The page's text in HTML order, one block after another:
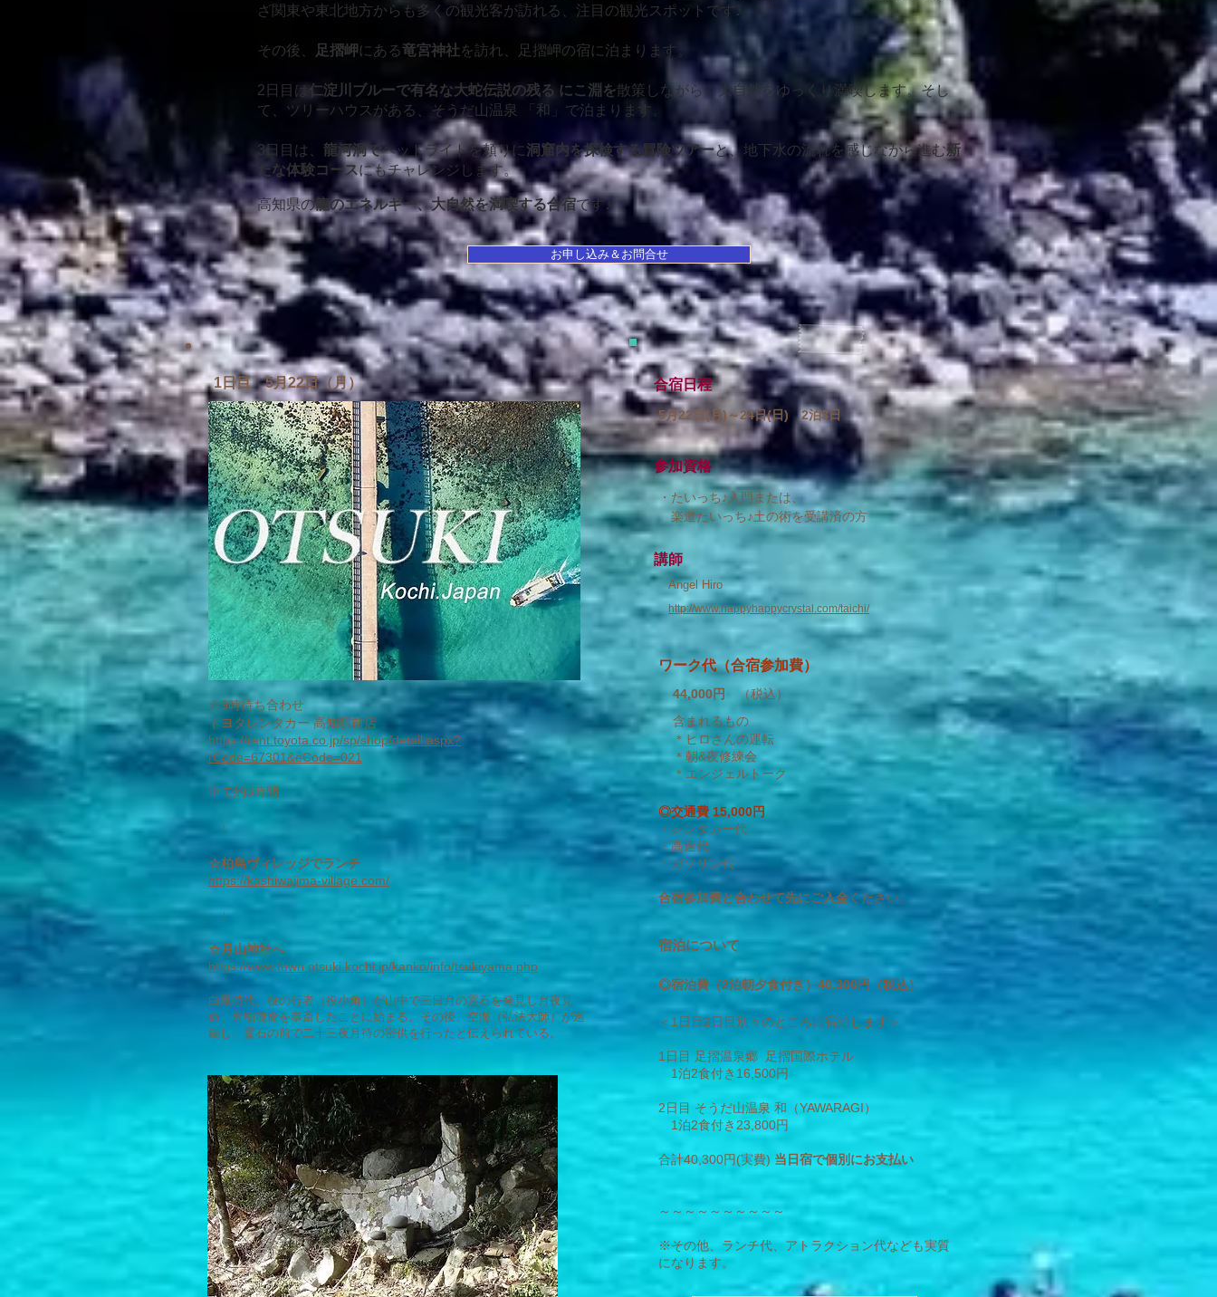
ざ関東や東北地方からも多くの観光客が訪れる、注目の観光スポットです♪
その後、 足摺岬にある竜宮神社を訪れ、足摺岬の宿に泊まります。
2日目は仁淀川ブルーで有名な大蛇伝説の残る にこ淵を散策しながら、大自然をゆっくり満喫します。そし
て、 ツリーハウスがある、そうだ山温泉 「和」で泊まります。
3日目は、 龍河洞でヘッドライトを頼りに洞窟内を探検する冒険ツアーと、地下水の流れを感じながら進む新
たな体験コースにもチャレンジします。
高知県の龍のエネルギー、大自然を満喫する合宿です♪
お申し込み＆お問合せ
1日目 5月22日（月）
☆9時待ち合わせ
トヨタレンタカー 高知駅前店
https://rent.toyota.co.jp/sp/shop/detail.aspx?
rCode=67301&eCode=021
​車で約3時間
↓
☆柏島ヴィレッジでランチ
https://kashiwajima-village.com/
​ ↓
☆月山神社へ
https://www.town.otsuki.kochi.jp/kanko/info/tsukiyama.php
白鳳時代、役の行者（役小角）が山中で三日月の霊石を発見し月夜見
命、倉稲魂命を奉斎したことに始まる。その後、空海（弘法大師）が巡
錫し、霊石の前で二十三夜月待の密供を行ったと伝えられている。
​合宿日程
5月22日(月)～24日(日) 2泊3日
参加資格
・たいっち♪入門または、
楽道たいっち♪土の術を受講済の方
​講師
​Angel Hiro
http://www.happyhappycrystal.com/taichi/
​ワーク代（合宿参加費）
44,000円
（税込）
含まれるもの
＊ヒロさんの運転
＊朝&夜修練会
＊エンジェルトーク
◎交通費 15,000円
・レンタカー代
・高速代
・ガソリン代
合宿参加費と合わせて先にご入金ください。
宿泊について
◎宿泊費（2泊朝夕食付き） 40,300円（税込）
＜1日目2日目別々のところに宿泊します＞
1日目 足摺温泉郷 足摺国際ホテル
1泊2食付き16,500円
2日目 そうだ山温泉 和（YAWARAGI）
1泊2食付き23,800円
合計40,300円(実費) 当日宿で個別にお支払い
～～～～～～～～～～
※その他、ランチ代、アトラクション代なども実質
になります。